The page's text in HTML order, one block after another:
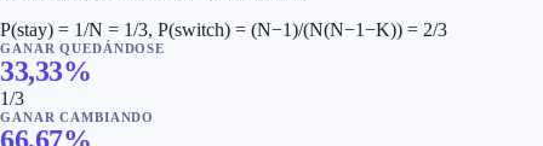
P(stay) = 1/N = 1/3, P(switch) = (N−1)/(N(N−1−K)) = 2/3
GANAR QUEDÁNDOSE
33,33%
1/3
GANAR CAMBIANDO
66,67%